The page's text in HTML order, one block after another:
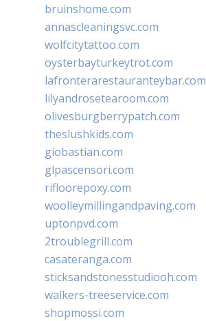
bruinshome.com
annascleaningsvc.com
wolfcitytattoo.com
oysterbayturkeytrot.com
lafronterarestauranteybar.com
lilyandrosetearoom.com
olivesburgberrypatch.com
theslushkids.com
giobastian.com
glpascensori.com
rifloorepoxy.com
woolleymillingandpaving.com
uptonpvd.com
2troublegrill.com
casateranga.com
sticksandstonesstudiooh.com
walkers-treeservice.com
shopmossi.com